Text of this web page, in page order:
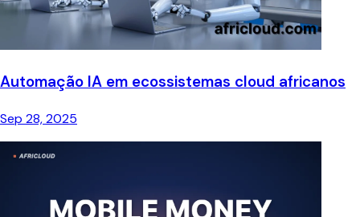
Automação IA em ecossistemas cloud africanos
Sep 28, 2025